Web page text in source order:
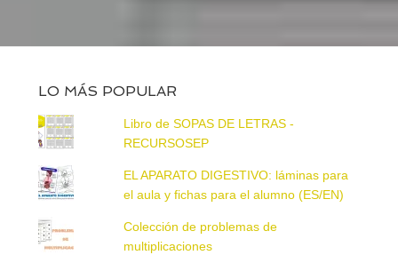
LO MÁS POPULAR
Libro de SOPAS DE LETRAS -
RECURSOSEP
EL APARATO DIGESTIVO: láminas para
el aula y fichas para el alumno (ES/EN)
Colección de problemas de
multiplicaciones